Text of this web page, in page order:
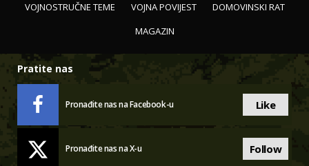
VOJNOSTRUČNE TEME
VOJNA POVIJEST
DOMOVINSKI RAT
MAGAZIN
Pratite nas
Pronađite nas na Facebook-u Like
Pronađite nas na X-u Follow